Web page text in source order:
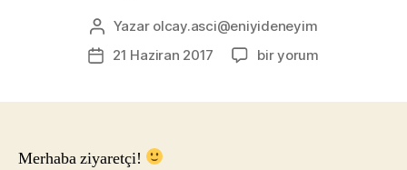
Yazının
yazarı
Yazar olcay.asci@eniyideneyim
Yazı21 Haziran 2017
erişilebilirlik
bir yorum
Merhaba ziyaretçi!